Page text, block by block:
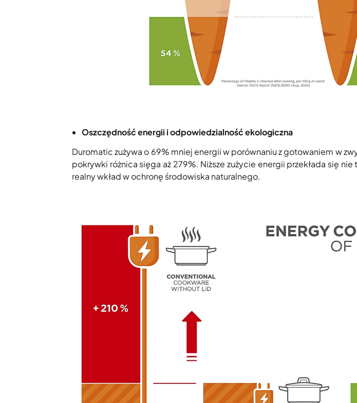
Oszczędność energii i odpowiedzialność ekologiczna
Duromatic zużywa o 69% mniej energii w porównaniu z gotowaniem w
pokrywki różnica sięga aż 279%. Niższe zużycie energii przekłada się
realny wkład w ochronę środowiska naturalnego.